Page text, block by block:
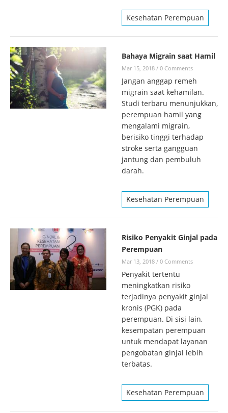
Kesehatan Perempuan
Bahaya Migrain saat Hamil
Mar 15, 2018 / 0 Comments
Jangan anggap remeh
migrain saat kehamilan.
Studi terbaru menunjukkan,
perempuan hamil yang
mengalami migrain,
berisiko tinggi terhadap
stroke serta gangguan
jantung dan pembuluh
darah.
Kesehatan Perempuan
Risiko Penyakit Ginjal pada
Perempuan
Mar 13, 2018 / 0 Comments
Penyakit tertentu
meningkatkan risiko
terjadinya penyakit ginjal
kronis (PGK) pada
perempuan. Di sisi lain,
kesempatan perempuan
untuk mendapat layanan
pengobatan ginjal lebih
terbatas.
Kesehatan Perempuan